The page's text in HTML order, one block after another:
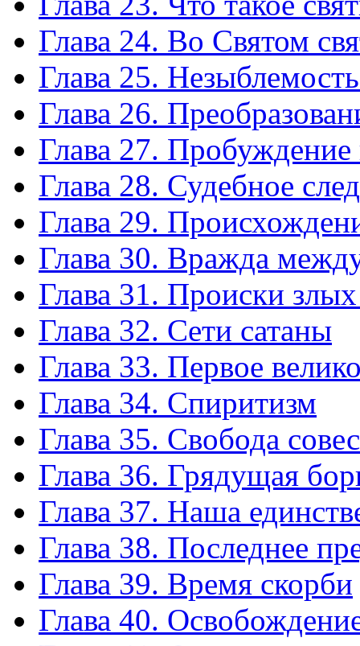
Глава 24. Во Святом
Глава 25.
Глава 26.
Глава 27.
Глава 28. Судебное
Глава 29.
Глава 30. Вражда
Глава 31. Происки
Глава 32. Сети сатаны
Глава 33. Первое
Глава 34. Спиритизм
Глава 35. Свобода
Глава 36. Грядущая
Глава 37. Наша
Глава 38. Последнее
Глава 39. Время скорби
Глава 40.